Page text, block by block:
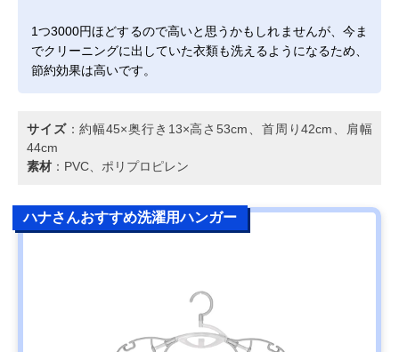
1つ3000円ほどするので高いと思うかもしれませんが、今ま
でクリーニングに出していた衣類も洗えるようになるため、
節約効果は高いです。
サイズ：約幅45×奥行き13×高さ53cm、首周り42cm、肩幅
44cm
素材 ：PVC、ポリプロピレン
ハナさんおすすめ洗濯用ハンガー